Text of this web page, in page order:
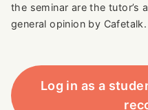
the seminar are the tutor’s
general opinion by Cafetalk.
Log in as a